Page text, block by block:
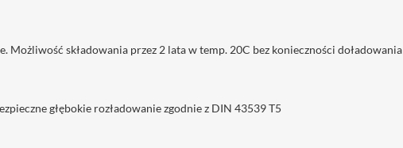
Możliwość składowania przez 2 lata w temp. 20C bez konieczności doładowania
głębokie rozładowanie zgodnie z DIN 43539 T5